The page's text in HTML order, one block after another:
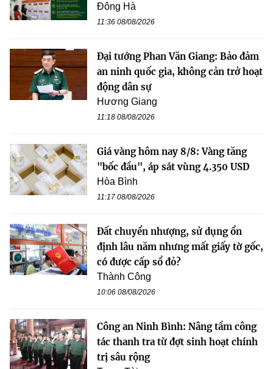
Đông Hà
11:36 08/08/2026
Đại tướng Phan Văn Giang: Bảo đảm
an ninh quốc gia, không cản trở hoạt
động dân sự
Hương Giang
11:18 08/08/2026
Giá vàng hôm nay 8/8: Vàng tăng
"bốc đầu", áp sát vùng 4.350 USD
Hòa Bình
11:17 08/08/2026
Đất chuyển nhượng, sử dụng ổn
định lâu năm nhưng mất giấy tờ gốc,
có được cấp sổ đỏ?
Thành Công
10:06 08/08/2026
Công an Ninh Bình: Nâng tầm công
tác thanh tra từ đợt sinh hoạt chính
trị sâu rộng